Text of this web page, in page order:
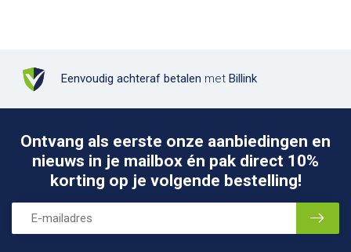
Eenvoudig achteraf betalen met Billink
Ontvang als eerste onze aanbiedingen en
nieuws in je mailbox én pak direct 10%
korting op je volgende bestelling!